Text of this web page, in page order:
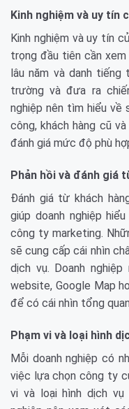
Kinh nghiệm và uy tín
Kinh nghiệm và uy tín
trọng đầu tiên cần
lâu năm và danh
trường và đưa ra
nghiệp nên tìm hiểu về
công, khách hàng cũ
đánh giá mức độ phù
Phản hồi và đánh giá
Đánh giá từ khách
giúp doanh nghiệp
công ty marketing.
sẽ cung cấp cái nhìn
dịch vụ. Doanh
website, Google Map
để có cái nhìn tổng
Phạm vi và loại hình
Mỗi doanh nghiệp có
việc lựa chọn công ty
vi và loại hình dịch vụ